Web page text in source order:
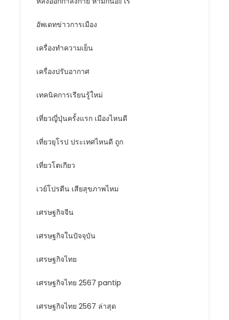
อัพเดทข่าวการเมือง
เครื่องทำความเย็น
เครื่องปรับอากาศ
เทคนิคการเรียนรู้ใหม่
เที่ยวญี่ปุ่นครั้งแรก เมืองไหนดี
เที่ยวยุโรป ประเทศไหนดี ถูก
เที่ยวโตเกียว
เวย์โปรตีน เสียสุขภาพไหม
เศรษฐกิจจีน
เศรษฐกิจในปัจจุบัน
เศรษฐกิจไทย
เศรษฐกิจไทย 2567 pantip
เศรษฐกิจไทย 2567 ล่าสุด